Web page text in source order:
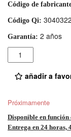
Código de
Código Qi:
Garantía: 2 años
Cantidad
añadir a
Próximamente
Disponible en función
Entrega en 24 horas,